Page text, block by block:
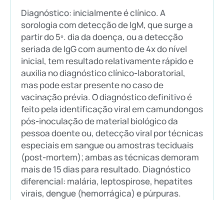
Diagnóstico: inicialmente é clínico. A
sorologia com detecção de IgM, que surge a
partir do 5º. dia da doença, ou a detecção
seriada de IgG com aumento de 4x do nível
inicial, tem resultado relativamente rápido e
auxilia no diagnóstico clínico-laboratorial,
mas pode estar presente no caso de
vacinação prévia. O diagnóstico definitivo é
feito pela identificação viral em camundongos
pós-inoculação de material biológico da
pessoa doente ou, detecção viral por técnicas
especiais em sangue ou amostras teciduais
(post-mortem); ambas as técnicas demoram
mais de 15 dias para resultado. Diagnóstico
diferencial: malária, leptospirose, hepatites
virais, dengue (hemorrágica) e púrpuras.